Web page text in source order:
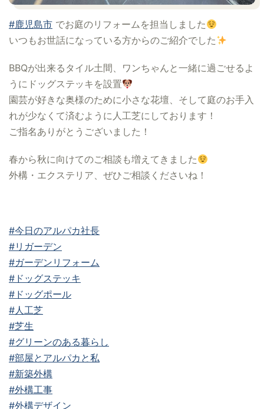
#鹿児島市 でお庭のリフォームを担当しました
いつもお世話になっている方からのご紹介でした
BBQが出来るタイル土間、ワンちゃんと一緒に過ごせるよ
うにドッグステッキを設置
園芸が好きな奥様のために小さな花壇、そして庭のお手入
れが少なくて済むように人工芝にしております！
ご指名ありがとうございました！
春から秋に向けてのご相談も増えてきました
外構・エクステリア、ぜひご相談くださいね！
#今日のアルパカ社長
#リガーデン
#ガーデンリフォーム
#ドッグステッキ
#ドッグポール
#人工芝
#芝生
#グリーンのある暮らし
#部屋とアルパカと私
#新築外構
#外構工事
#外構デザイン